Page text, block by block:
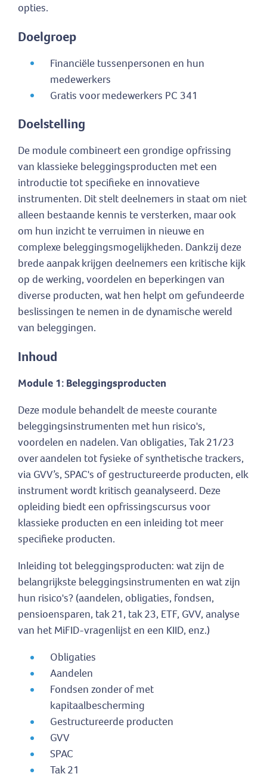
opties.
Doelgroep
Financiële tussenpersonen en hun
medewerkers
Gratis voor medewerkers PC 341
Doelstelling
De module combineert een grondige opfrissing
van klassieke beleggingsproducten met een
introductie tot specifieke en innovatieve
instrumenten. Dit stelt deelnemers in staat om niet
alleen bestaande kennis te versterken, maar ook
om hun inzicht te verruimen in nieuwe en
complexe beleggingsmogelijkheden. Dankzij deze
brede aanpak krijgen deelnemers een kritische kijk
op de werking, voordelen en beperkingen van
diverse producten, wat hen helpt om gefundeerde
beslissingen te nemen in de dynamische wereld
van beleggingen.
Inhoud
Module 1: Beleggingsproducten
Deze module behandelt de meeste courante
beleggingsinstrumenten met hun risico's,
voordelen en nadelen. Van obligaties, Tak 21/23
over aandelen tot fysieke of synthetische trackers,
via GVV’s, SPAC's of gestructureerde producten, elk
instrument wordt kritisch geanalyseerd. Deze
opleiding biedt een opfrissingscursus voor
klassieke producten en een inleiding tot meer
specifieke producten.
Inleiding tot beleggingsproducten: wat zijn de
belangrijkste beleggingsinstrumenten en wat zijn
hun risico's? (aandelen, obligaties, fondsen,
pensioensparen, tak 21, tak 23, ETF, GVV, analyse
van het MiFID-vragenlijst en een KIID, enz.)
Obligaties
Aandelen
Fondsen zonder of met
kapitaalbescherming
Gestructureerde producten
GVV
SPAC
Tak 21